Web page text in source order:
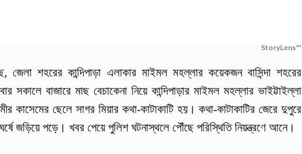
StoryLens™
জেলা শহরের কান্দিপাড়া এলাকার মাইমল মহল্লার কয়েকজন বাসিন্দা শহরের
সকালে বাজারে মাছ বেচাকেনা নিয়ে কান্দিপাড়ার মাইমল মহল্লার ভাইট্টাইল্লা
কাসেমের ছেলে সাগর মিয়ার কথা-কাটাকাটি হয়। কথা-কাটাকাটির জেরে দুপুরে
জড়িয়ে পড়ে। খবর পেয়ে পুলিশ ঘটনাস্থলে পৌঁছে পরিস্থিতি নিয়ন্ত্রণে আনে।